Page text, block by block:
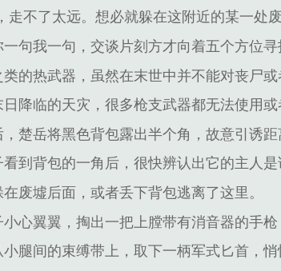
走不了太远。想必就躲在这附近的某一处
句我一句，交谈片刻方才向着五个方位寻
的热武器，虽然在末世中并不能对丧尸
降临的天灾，很多枪支武器都无法使用或
楚岳将黑色背包露出半个角，故意引诱
到背包的一角后，很快辨认出它的主人是
废墟后面，或者丢下背包逃离了这里。
心翼翼，掏出一把上膛带有消音器的手枪
腿间的束缚带上，取下一柄军式匕首，